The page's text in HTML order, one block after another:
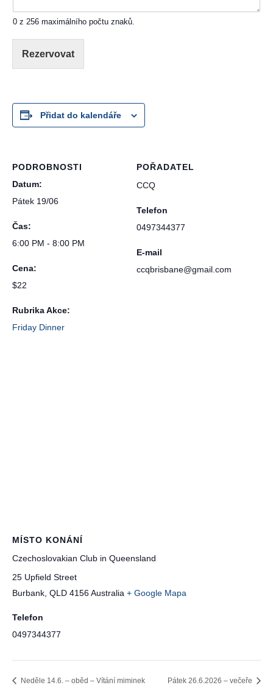
0 z 256 maximálního počtu znaků.
Rezervovat
Přidat do kalendáře
PODROBNOSTI
Datum:
Pátek 19/06
Čas:
6:00 PM - 8:00 PM
Cena:
$22
Rubrika Akce:
Friday Dinner
POŘADATEL
CCQ
Telefon
0497344377
E-mail
ccqbrisbane@gmail.com
MÍSTO KONÁNÍ
Czechoslovakian Club in Queensland
25 Upfield Street
Burbank QLD 4156Australia + Google Mapa
Telefon
0497344377
Neděle 14.6. – oběd – Vítání miminek Pátek 26.6.2026 – večeře